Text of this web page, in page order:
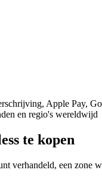
Apple Pay,
en regio's wereldwijd
te kopen
verhandeld, een zone